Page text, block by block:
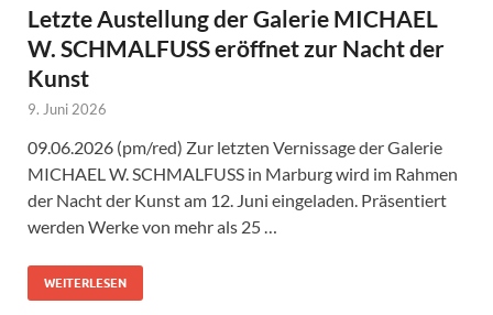
Letzte Austellung der Galerie MICHAEL
W. SCHMALFUSS eröffnet zur Nacht der
Kunst
9. Juni 2026
09.06.2026 (pm/red) Zur letzten Vernissage der Galerie
MICHAEL W. SCHMALFUSS in Marburg wird im Rahmen
der Nacht der Kunst am 12. Juni eingeladen. Präsentiert
werden Werke von mehr als 25 …
WEITERLESEN